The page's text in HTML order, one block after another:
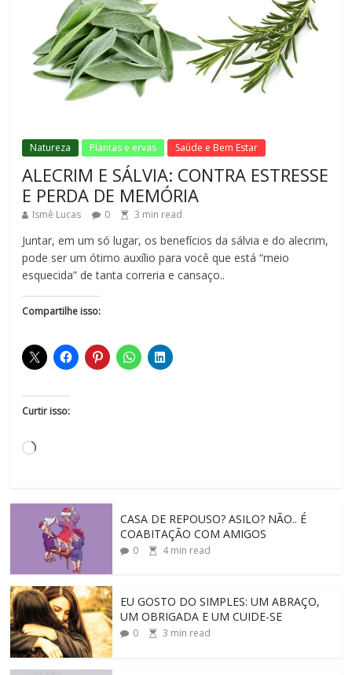
Natureza Plantas e ervas Saúde e Bem Estar
ALECRIM E SÁLVIA: CONTRA ESTRESSE
E PERDA DE MEMÓRIA
Ismê Lucas 0 3 min read
Juntar, em um só lugar, os benefícios da sálvia e do alecrim,
pode ser um ótimo auxílio para você que está “meio
esquecida” de tanta correria e cansaço..
Compartilhe isso:
Curtir isso:
CASA DE REPOUSO? ASILO? NÃO.. É
COABITAÇÃO COM AMIGOS
0 4min read
EU GOSTO DO SIMPLES: UM ABRAÇO,
UM OBRIGADA E UM CUIDE-SE
0 3 min read